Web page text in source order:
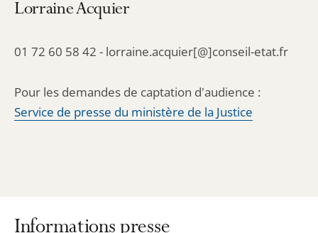
Lorraine Acquier
01 72 60 58 42 - lorraine.acquier[@]conseil-etat.fr
Pour les demandes de captation d'audience :
Service de presse du ministère de la Justice
Informations presse